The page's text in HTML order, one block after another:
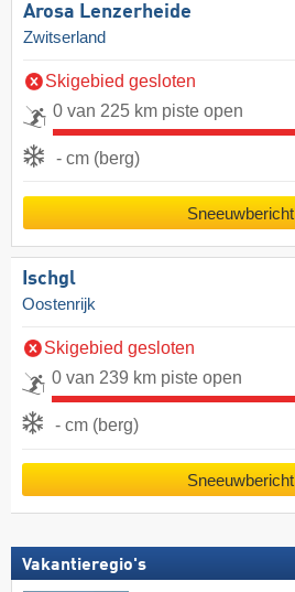
Arosa Lenzerheide
Zwitserland
Skigebied gesloten
0 van 225 km piste open
- cm (berg)
Sneeuwbericht
Ischgl
Oostenrijk
Skigebied gesloten
0 van 239 km piste open
- cm (berg)
Sneeuwbericht
Vakantieregio's